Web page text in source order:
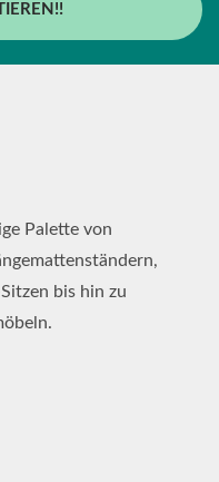
Palette von
bis hin zu